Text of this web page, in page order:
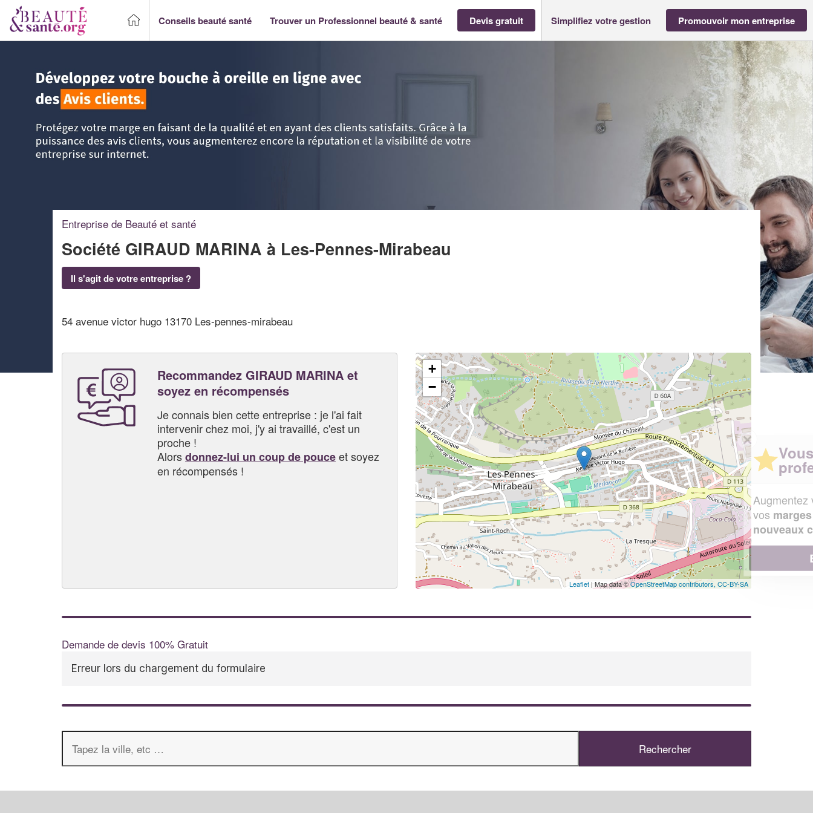
Conseils beauté santé Trouver un Professionnel beauté & santé Devis gratuit Simplifiez votre gestion Promouvoir mon entreprise
Entreprise de Beauté et santé
Société GIRAUD MARINA à Les-Pennes-Mirabeau
Il s'agit de votre entreprise ?
54 avenue victor hugo 13170 Les-pennes-mirabeau
Recommandez GIRAUD MARINA et
soyez en récompensés
Je connais bien cette entreprise : je l'ai fait
intervenir chez moi, j'y ai travaillé, c'est un
proche !
Alorsdonnez-lui un coup de pouceet soyez
en récompensés !
+
−
Leaflet | Map data ©OpenStreetMap contributors, CC-BY-SA
Demande de devis 100% Gratuit
Erreur lors du chargement du formulaire
✕
Vous êtes un
professionnel ?
Augmentez votrechiffre d'affaireset
vosmargestout en gagnant de
nouveaux clients
En savoir plus